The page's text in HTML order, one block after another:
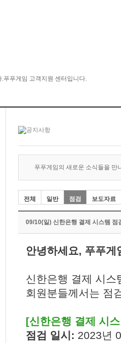
푸푸게임의 새로운 소식들을 만
전체 일반 점검 보도자료
09/10(일) 신한은행 결제 시스템 점
안녕하세요, 푸푸게
신한은행 결제 시
회원분들께서는 점
[신한은행 결제 시
점검 일시: 2023년